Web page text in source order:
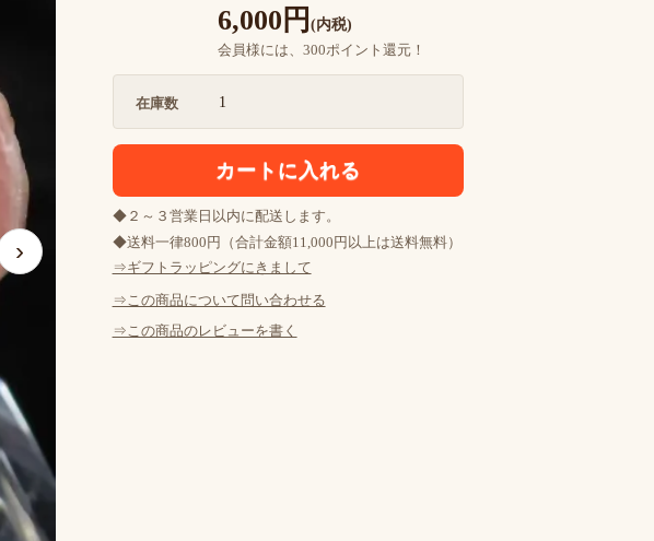
›
6,000円 (内税)
会員様には、300ポイント還元！
在庫数 1
◆２～３営業日以内に配送します。
◆送料一律800円（合計金額11,000円以上は送料無料）
⇒ギフトラッピングにきまして
⇒この商品について問い合わせる
⇒この商品のレビューを書く